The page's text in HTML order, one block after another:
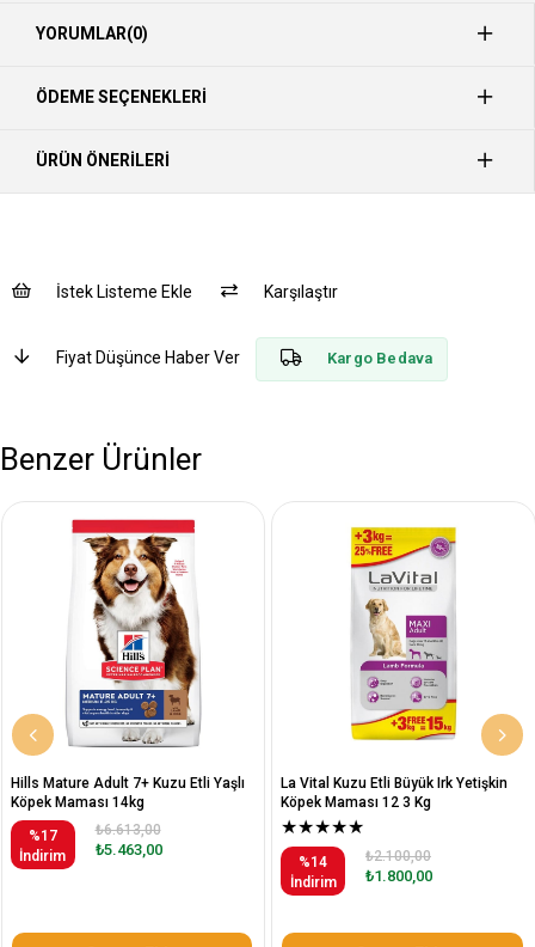
YORUMLAR(0)
ÖDEME SEÇENEKLERI
ÜRÜN ÖNERILERI
İstek Listeme Ekle Karşılaştır
Fiyat Düşünce Haber Ver Kargo Bedava
Benzer Ürünler
Hills Mature Adult 7+ Kuzu Etli Yaşlı
Köpek Maması 14kg
%17
İndirim
₺5.463,00
₺6.613,00
La Vital Kuzu Etli Büyük Irk Yetişkin
Köpek Maması 12 3 Kg
★★★★★
%14
İndirim
₺1.800,00
₺2.100,00